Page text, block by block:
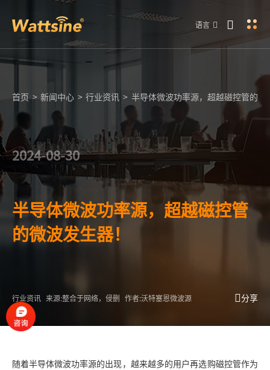
语言
首页 > 新闻中心 > 行业资讯 > 半导体微波功率源，超越磁控管的微
2024-08-30
半导体微波功率源，超越磁控管
的微波发生器！
行业资讯 来源:整合于网络，侵删 作者:沃特塞恩微波源 分享
随着半导体微波功率源的出现，越来越多的用户再选购磁控管作为